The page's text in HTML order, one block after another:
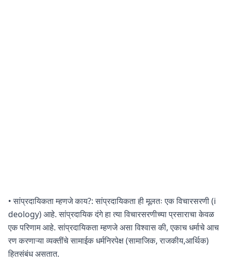
• सांप्रदायिकता म्हणजे काय?: सांप्रदायिकता ही मूलतः एक विचारसरणी (i
deology) आहे. सांप्रदायिक दंगे हा त्या विचारसरणीच्या प्रसाराचा केवळ
एक परिणाम आहे. सांप्रदायिकता म्हणजे असा विश्वास की, एकाच धर्माचे आच
रण करणाऱ्या व्यक्तींचे सामाईक धर्मनिरपेक्ष (सामाजिक, राजकीय,आर्थिक)
हितसंबंध असतात.